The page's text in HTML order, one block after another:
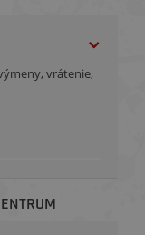
vrátenie,